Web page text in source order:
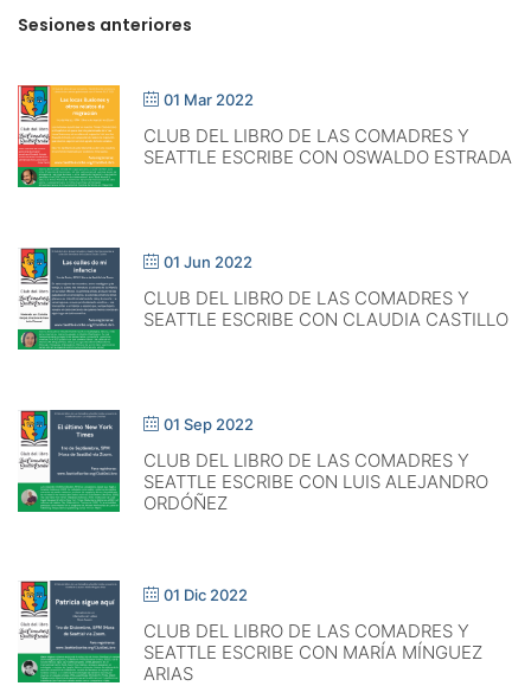
Sesiones anteriores
01 Mar 2022
CLUB DEL LIBRO DE LAS COMADRES Y
SEATTLE ESCRIBE CON OSWALDO ESTRADA
01 Jun 2022
CLUB DEL LIBRO DE LAS COMADRES Y
SEATTLE ESCRIBE CON CLAUDIA CASTILLO
01 Sep 2022
CLUB DEL LIBRO DE LAS COMADRES Y
SEATTLE ESCRIBE CON LUIS ALEJANDRO
ORDÓÑEZ
01 Dic 2022
CLUB DEL LIBRO DE LAS COMADRES Y
SEATTLE ESCRIBE CON MARÍA MÍNGUEZ
ARIAS